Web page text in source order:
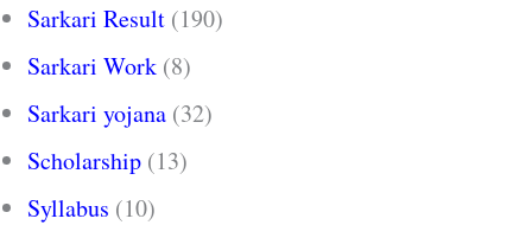
Sarkari Result (190)
Sarkari Work (8)
Sarkari yojana (32)
Scholarship (13)
Syllabus (10)